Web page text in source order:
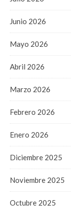
Junio 2026
Mayo 2026
Abril 2026
Marzo 2026
Febrero 2026
Enero 2026
Diciembre 2025
Noviembre 2025
Octubre 2025